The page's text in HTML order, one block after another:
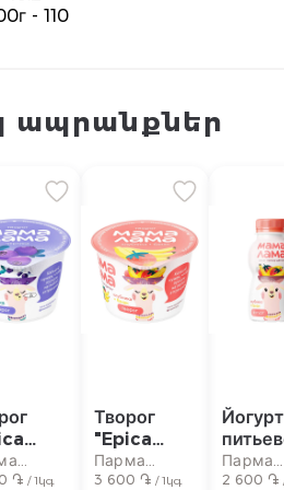
- 110
ապրանքներ
֏ / 1կգ
Творог
"Epica
Мама
Лама"
Парма
супермаркет
3 600 ֏ / 1կգ
Йогурт
"Epica
Мама
Парма
2 600 ֏